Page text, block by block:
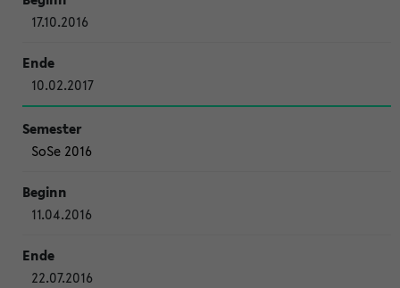
17.10.2016
10.02.2017
SoSe 2016
11.04.2016
22.07.2016